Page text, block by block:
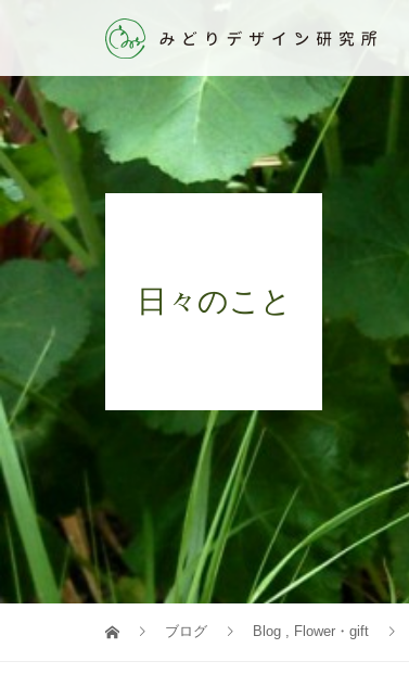
日々のこと
ブログ Blog , Flower・gift